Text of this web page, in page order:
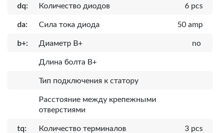
dq: Количество диодов 6 pcs
da: Сила тока диода 50 amp
b+: Диаметр B+ no
Длина болта B+
Тип подключения к статору
Расcтояние между крепежными
отверстиями
tq: Количество терминалов 3 pcs